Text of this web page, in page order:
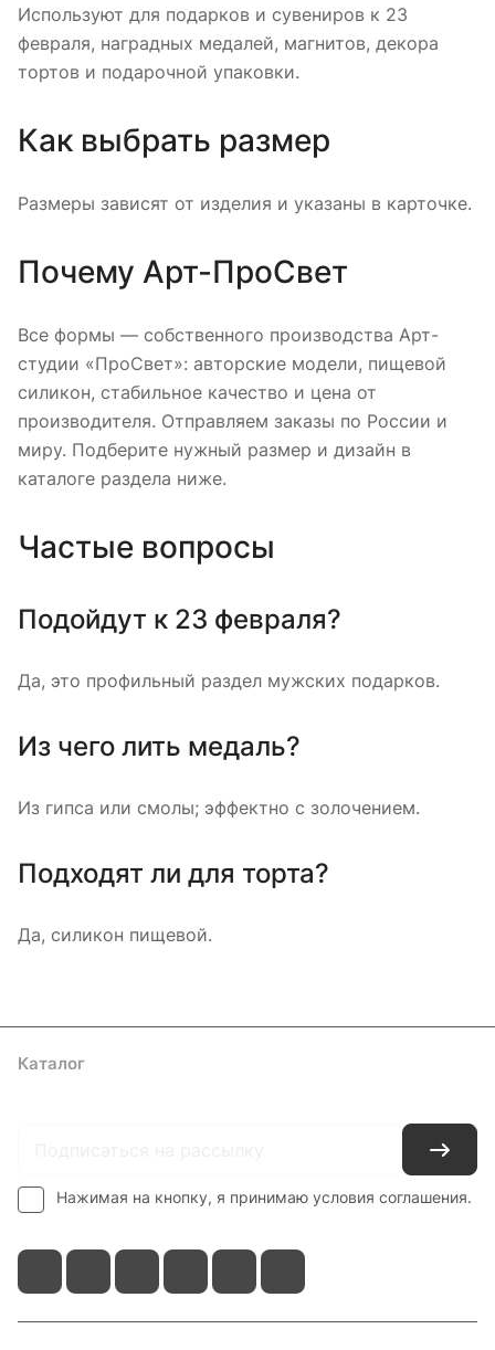
Используют для подарков и сувениров к 23
февраля, наградных медалей, магнитов, декора
тортов и подарочной упаковки.
Как выбрать размер
Размеры зависят от изделия и указаны в карточке.
Почему Арт-ПроСвет
Все формы — собственного производства Арт-
студии «ПроСвет»: авторские модели, пищевой
силикон, стабильное качество и цена от
производителя. Отправляем заказы по России и
миру. Подберите нужный размер и дизайн в
каталоге раздела ниже.
Частые вопросы
Подойдут к 23 февраля?
Да, это профильный раздел мужских подарков.
Из чего лить медаль?
Из гипса или смолы; эффектно с золочением.
Подходят ли для торта?
Да, силикон пищевой.
Каталог
Нажимая на кнопку, я принимаю условия соглашения.